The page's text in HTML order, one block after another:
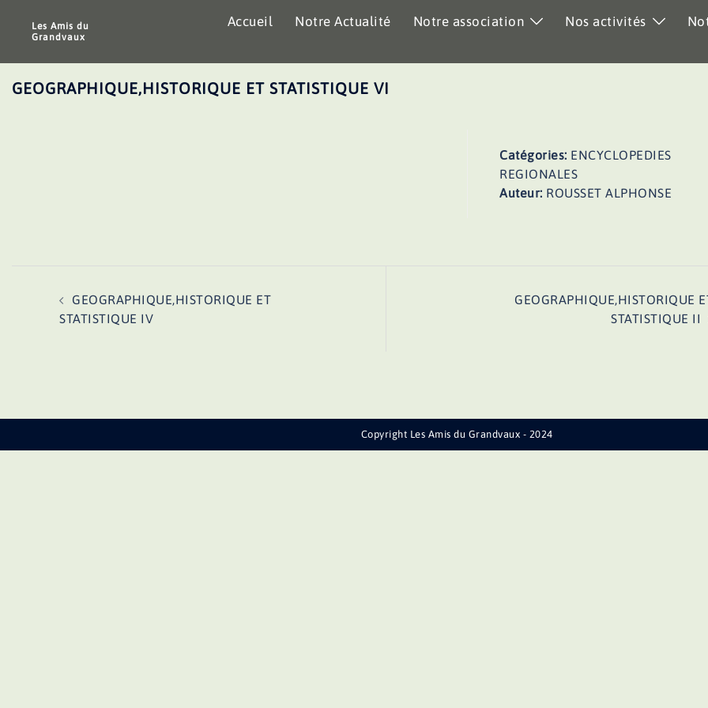
Les Amis du
Grandvaux
Accueil Notre Actualité Notre association Nos activités
GEOGRAPHIQUE,HISTORIQUE ET STATISTIQUE VI
Catégories: ENCYCLOPEDIES
REGIONALES
Auteur: ROUSSET ALPHONSE
d’article
GEOGRAPHIQUE,HISTORIQUE ET
STATISTIQUE IV
GEOGRAPHIQUE,HISTORIQUE
STATISTIQUE II
Copyright Les Amis du Grandvaux - 2024